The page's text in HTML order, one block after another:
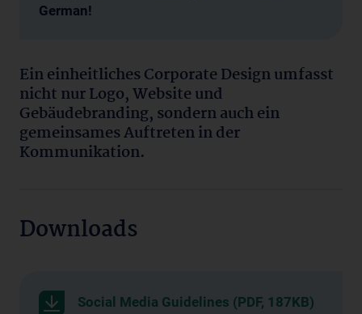
German!
Ein einheitliches Corporate Design umfasst
nicht nur Logo, Website und
Gebäudebranding, sondern auch ein
gemeinsames Auftreten in der
Kommunikation.
Downloads
Social Media Guidelines (PDF, 187KB)